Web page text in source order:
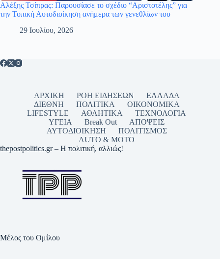
Αλέξης Τσίπρας: Παρουσίασε το σχέδιο “Αριστοτέλης” για
την Τοπική Αυτοδιοίκηση ανήμερα των γενεθλίων του
29 Ιουλίου, 2026
ΑΡΧΙΚΗ ΡΟΗ ΕΙΔΗΣΕΩΝ
ΕΛΛΑΔΑ
ΔΙΕΘΝΗ
ΠΟΛΙΤΙΚΑ
ΟΙΚΟΝΟΜΙΚΑ
LIFESTYLE
ΑΘΛΗΤΙΚΑ
ΤΕΧΝΟΛΟΓΙΑ
ΥΓΕΙΑ
Break Out
ΑΠΟΨΕΙΣ
ΑΥΤΟΔΙΟΙΚΗΣΗ
ΠΟΛΙΤΙΣΜΟΣ
AUTO & MOTO
thepostpolitics.gr – Η πολιτική, αλλιώς!
Μέλος του Ομίλου